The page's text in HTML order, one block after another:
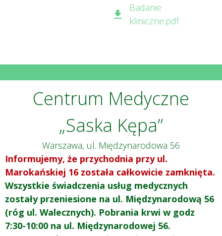
Badanie
kliniczne.pdf
Centrum Medyczne
„Saska Kępa”
Warszawa, ul. Międzynarodowa 56
Informujemy, że przychodnia przy ul.
Marokańskiej 16 została całkowicie zamknięta.
Wszystkie świadczenia usług medycznych
zostały przeniesione na ul. Międzynarodową 56
(róg ul. Walecznych). Pobrania krwi w godz
7:30-10:00 na ul. Międzynarodowej 56.